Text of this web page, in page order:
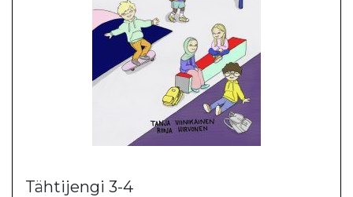
Tähtijengi 3-4